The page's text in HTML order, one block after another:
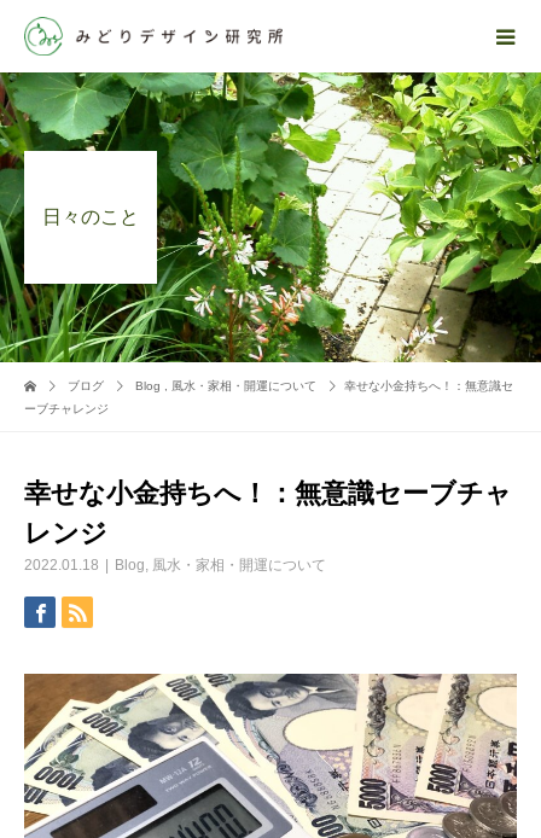
日々のこと
ブログ Blog 風水・家相・開運について
幸せな小金持ちへ！：無意識セ
ーブチャレンジ
幸せな小金持ちへ！：無意識セーブチャ
レンジ
2022.01.18 Blog, 風水・家相・開運について